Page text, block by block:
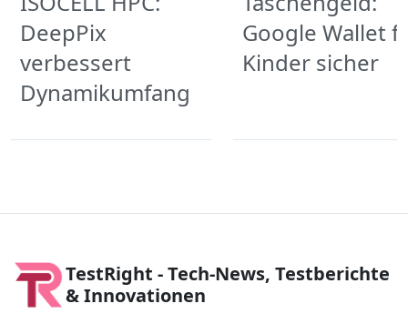
DeepPix
verbessert
Dynamikumfang
Google Wallet
Kinder sicher
TestRight - Tech-News, Testberichte
& Innovationen